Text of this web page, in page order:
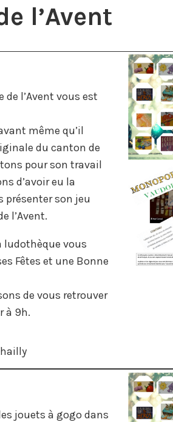
l’Avent
de l’Avent vous est
même qu’il
du canton de
pour son travail
d’avoir eu la
présenter son jeu
l’Avent.
ludothèque vous
Fêtes et une Bonne
de vous retrouver
à 9h.
jouets à gogo dans